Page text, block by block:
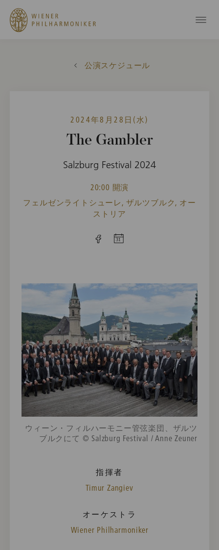
公演スケジュール
2024年8月28日(水)
The Gambler
Salzburg Festival 2024
20:00 開演
フェルゼンライトシューレ, ザルツブルク, オー
ストリア
ウィーン・フィルハーモニー管弦楽団、ザルツ
ブルクにて © Salzburg Festival / Anne Zeuner
指揮者
Timur Zangiev
オーケストラ
Wiener Philharmoniker